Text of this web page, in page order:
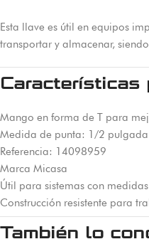
Esta llave es útil en equipos
transportar y almacenar,
Características
Mango en forma de T para
Medida de punta: 1/2 pulgada
Referencia: 14098959
Marca Micasa
Útil para sistemas con
Construcción resistente para
También lo